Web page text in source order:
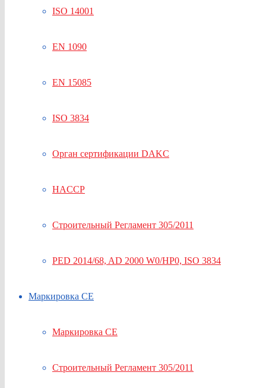
ISO 14001
EN 1090
EN 15085
ISO 3834
Орган сертификации DAKC
HACCP
Строительный Регламент 305/2011
PED 2014/68, AD 2000 W0/HP0, ISO 3834
Маркировка СЕ
Маркировка СЕ
Строительный Регламент 305/2011